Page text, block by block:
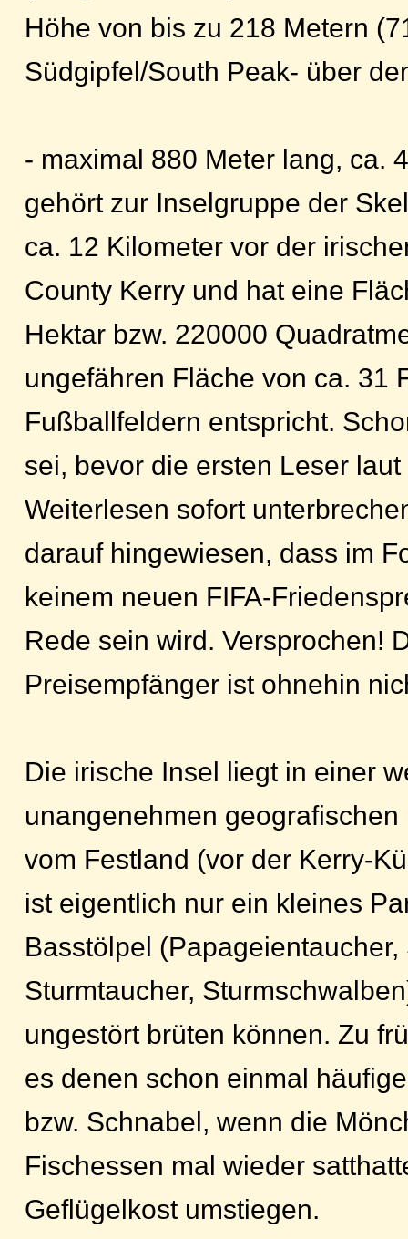
Höhe von bis zu 218 Metern
Südgipfel/South Peak- über
- maximal 880 Meter lang, ca.
gehört zur Inselgruppe der
ca. 12 Kilometer vor der
County Kerry und hat eine
Hektar bzw. 220000
ungefähren Fläche von ca. 31
Fußballfeldern entspricht.
sei, bevor die ersten Leser
Weiterlesen sofort
darauf hingewiesen, dass im
keinem neuen FIFA-
Rede sein wird. Versprochen!
Preisempfänger ist ohnehin
Die irische Insel liegt in einer
unangenehmen
vom Festland (vor der Kerry-
ist eigentlich nur ein kleines
Basstölpel
Sturmtaucher,
ungestört brüten können. Zu
es denen schon einmal
bzw. Schnabel, wenn die
Fischessen mal wieder
Geflügelkost umstiegen.